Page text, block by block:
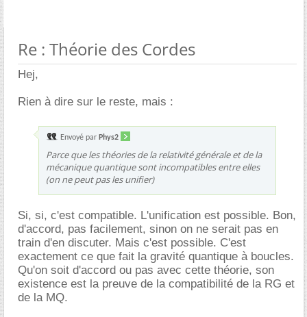
Re : Théorie des Cordes
Hej,
Rien à dire sur le reste, mais :
Envoyé par Phys2
Parce que les théories de la relativité générale et de la
mécanique quantique sont incompatibles entre elles
(on ne peut pas les unifier)
Si, si, c'est compatible. L'unification est possible. Bon,
d'accord, pas facilement, sinon on ne serait pas en
train d'en discuter. Mais c'est possible. C'est
exactement ce que fait la gravité quantique à boucles.
Qu'on soit d'accord ou pas avec cette théorie, son
existence est la preuve de la compatibilité de la RG et
de la MQ.